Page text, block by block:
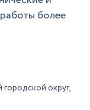
более
округ,